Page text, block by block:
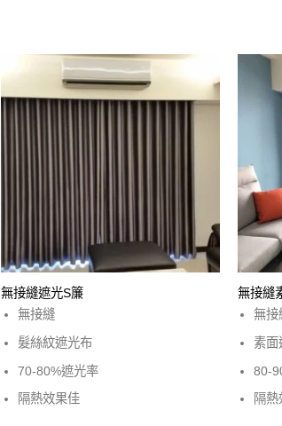
無接縫遮光S簾
無接縫
髮絲紋遮光布
70-80%遮光率
隔熱效果佳
無接縫
無接
素面
80-
隔